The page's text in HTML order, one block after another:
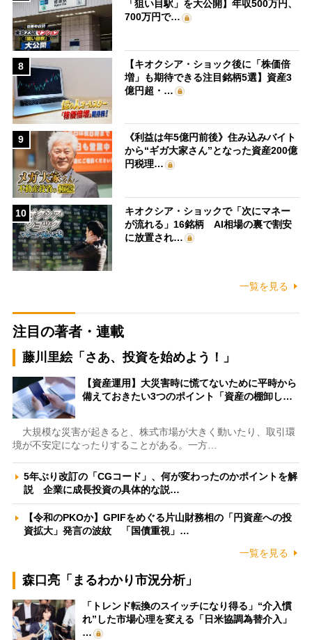
「狙い目駅」を大公開】年収500万円、
700万円で…
8
【キオクシア・ショック後に「株価倍
増」も期待できる注目銘柄5選】資産3
億円超・…
9
《利益は年5億円前後》住み込みバイト
から“ギガ大家さん”となった資産200億
円税理…
10
キオクシア・ショックで「次にマネー
が流れる」16銘柄 AI相場の裏で割安
に放置され…
一覧を見る
注目の著者・連載
藤川里絵「さあ、投資を始めよう！」
【資産運用】大災害時に慌てないために平時から
備えておきたい3つのポイント「資産の棚卸し…
大規模な災害が起きると、株式市場が大きく動いたり、取引環
境が不安定になったりすることがある。一方…
5年ぶり改訂の「CGコード」、何が変わったのかポイントを解
説 企業に成長投資の具体的な説…
【令和のPKOか】GPIFをめぐる片山財務相の「円資産への投
資拡大」発言の波紋 「国債重視」…
一覧を見る
森口亮「まるわかり市況分析」
「トレンド転換のスイッチになり得る」“介入慣
れ”した市場心理を変える「日米協調為替介入」
…